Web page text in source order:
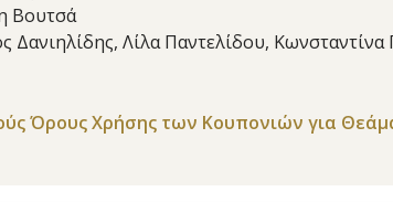
Βουτσά
Δανιηλίδης, Λίλα Παντελίδου,
Όρους Χρήσης των Κουπονιών για